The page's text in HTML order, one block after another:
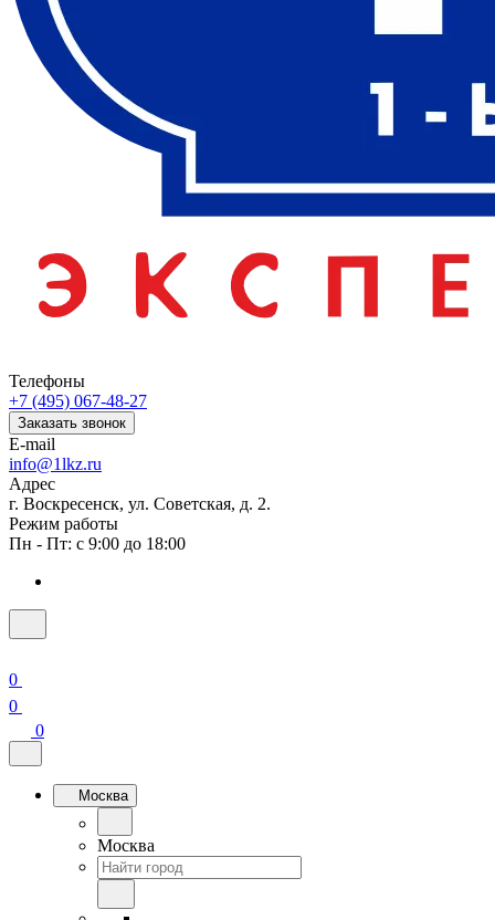
Телефоны
+7 (495) 067-48-27
Заказать звонок
E-mail
info@1lkz.ru
Адрес
г. Воскресенск, ул. Советская, д. 2.
Режим работы
Пн - Пт: с 9:00 до 18:00
0
0
0
Москва
Москва